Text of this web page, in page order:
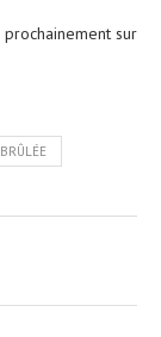
sur